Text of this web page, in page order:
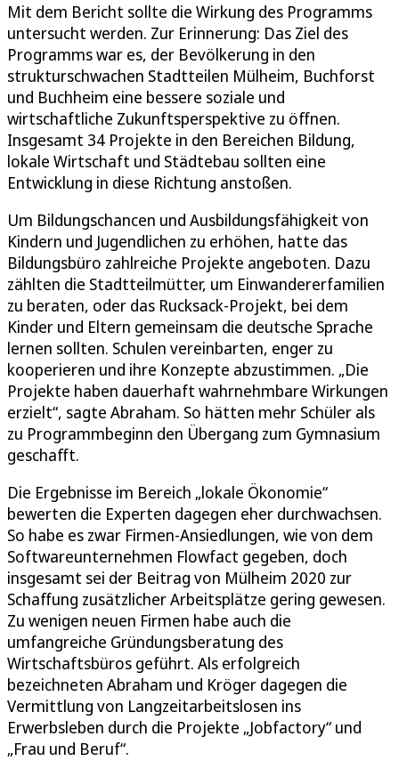
Mit dem Bericht sollte die Wirkung des Programms
untersucht werden. Zur Erinnerung: Das Ziel des
Programms war es, der Bevölkerung in den
strukturschwachen Stadtteilen Mülheim, Buchforst
und Buchheim eine bessere soziale und
wirtschaftliche Zukunftsperspektive zu öffnen.
Insgesamt 34 Projekte in den Bereichen Bildung,
lokale Wirtschaft und Städtebau sollten eine
Entwicklung in diese Richtung anstoßen.
Um Bildungschancen und Ausbildungsfähigkeit von
Kindern und Jugendlichen zu erhöhen, hatte das
Bildungsbüro zahlreiche Projekte angeboten. Dazu
zählten die Stadtteilmütter, um Einwandererfamilien
zu beraten, oder das Rucksack-Projekt, bei dem
Kinder und Eltern gemeinsam die deutsche Sprache
lernen sollten. Schulen vereinbarten, enger zu
kooperieren und ihre Konzepte abzustimmen. „Die
Projekte haben dauerhaft wahrnehmbare Wirkungen
erzielt“, sagte Abraham. So hätten mehr Schüler als
zu Programmbeginn den Übergang zum Gymnasium
geschafft.
Die Ergebnisse im Bereich „lokale Ökonomie“
bewerten die Experten dagegen eher durchwachsen.
So habe es zwar Firmen-Ansiedlungen, wie von dem
Softwareunternehmen Flowfact gegeben, doch
insgesamt sei der Beitrag von Mülheim 2020 zur
Schaffung zusätzlicher Arbeitsplätze gering gewesen.
Zu wenigen neuen Firmen habe auch die
umfangreiche Gründungsberatung des
Wirtschaftsbüros geführt. Als erfolgreich
bezeichneten Abraham und Kröger dagegen die
Vermittlung von Langzeitarbeitslosen ins
Erwerbsleben durch die Projekte „Jobfactory“ und
„Frau und Beruf“.